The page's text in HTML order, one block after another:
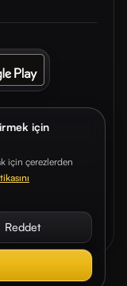
için
için çerezlerden
Reddet